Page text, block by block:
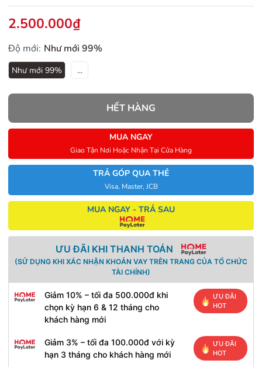
2.500.000₫
Độ mới: Như mới 99%
Như mới 99% ...
HẾT HÀNG
MUA NGAY
Giao Tận Nơi Hoặc Nhận Tại Cửa Hàng
TRẢ GÓP QUA THẺ
Visa, Master, JCB
MUA NGAY - TRẢ SAU
ƯU ĐÃI KHI THANH TOÁN
(SỬ DỤNG KHI XÁC NHẬN KHOẢN VAY TRÊN TRANG CỦA TỔ CHỨC
TÀI CHÍNH)
Giảm 10% – tối đa 500.000đ khi
chọn kỳ hạn 6 & 12 tháng cho
khách hàng mới
ƯU ĐÃI
HOT
Giảm 3% – tối đa 100.000đ với kỳ
hạn 3 tháng cho khách hàng mới
ƯU ĐÃI
HOT